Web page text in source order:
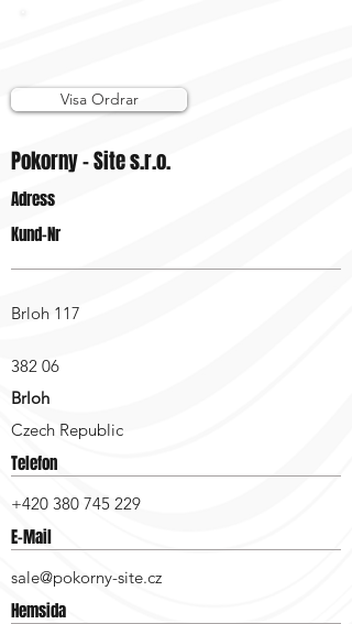
Visa Ordrar
Pokorny - Site s.r.o.
Adress
Kund-Nr
Brloh 117
382 06
Brloh
Czech Republic
Telefon
+420 380 745 229
E-Mail
sale@pokorny-site.cz
Hemsida